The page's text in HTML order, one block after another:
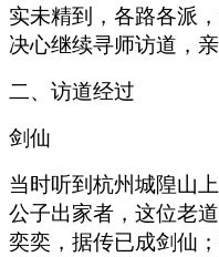
实未精到，各路各派
决心继续寻师访道，亲
二、访道经过
剑仙
当时听到杭州城隍山
公子出家者，这位老
奕奕，据传已成剑仙